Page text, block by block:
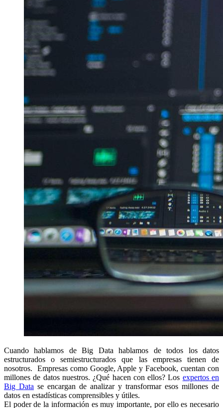
Cuando hablamos de Big Data hablamos de todos los datos
estructurados o semiestructurados que las empresas tienen de
nosotros. Empresas como Google, Apple y Facebook, cuentan con
millones de datos nuestros. ¿Qué hacen con ellos? Los expertos en
Big Data se encargan de analizar y transformar esos millones de
datos en estadísticas comprensibles y útiles.
El poder de la información es muy importante, por ello es necesario